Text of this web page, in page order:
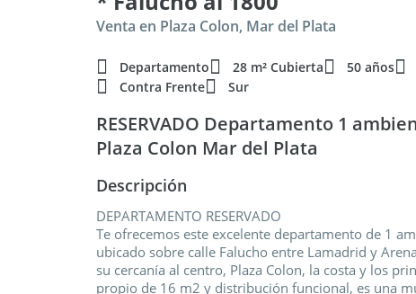
Venta en Plaza Colon, Mar del Plata
Departamento 28 m² Cubierta 50 años
Contra Frente
Sur
RESERVADO Departamento 1
Plaza Colon Mar del Plata
Descripción
DEPARTAMENTO RESERVADO
Te ofrecemos este excelente departamento de 1
ubicado sobre calle Falucho entre Lamadrid y
su cercanía al centro, Plaza Colon, la costa y los
propio de 16 m2 y distribución funcional, es una